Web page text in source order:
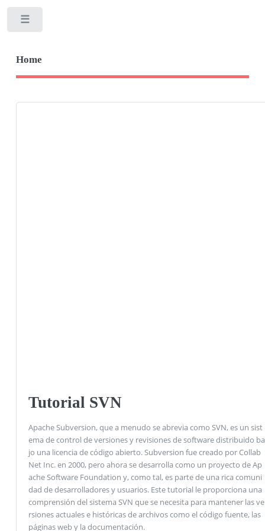
Home
Tutorial SVN
Apache Subversion, que a menudo se abrevia como SVN, es un sist
ema de control de versiones y revisiones de software distribuido ba
jo una licencia de código abierto. Subversion fue creado por Collab
Net Inc. en 2000, pero ahora se desarrolla como un proyecto de Ap
ache Software Foundation y, como tal, es parte de una rica comuni
dad de desarrolladores y usuarios. Este tutorial le proporciona una
comprensión del sistema SVN que se necesita para mantener las ve
rsiones actuales e históricas de archivos como el código fuente, las
páginas web y la documentación.